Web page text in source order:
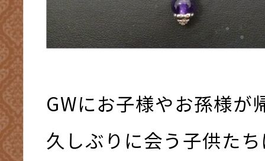
GWにお子様やお孫様
久しぶりに会う子供た